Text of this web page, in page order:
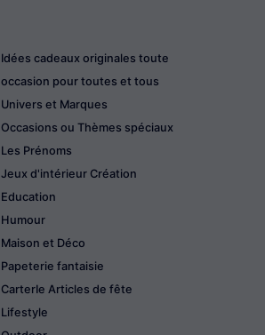
Idées cadeaux originales toute
occasion pour toutes et tous
Univers et Marques
Occasions ou Thèmes spéciaux
Les Prénoms
Jeux d'intérieur Création
Education
Humour
Maison et Déco
Papeterie fantaisie
CarterIe Articles de fête
Lifestyle